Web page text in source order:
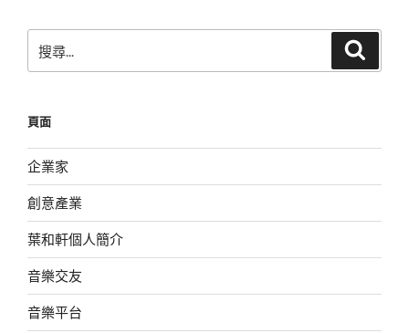
尋
字:
頁面
企業家
創意產業
葉和軒個人簡介
音樂交友
音樂平台